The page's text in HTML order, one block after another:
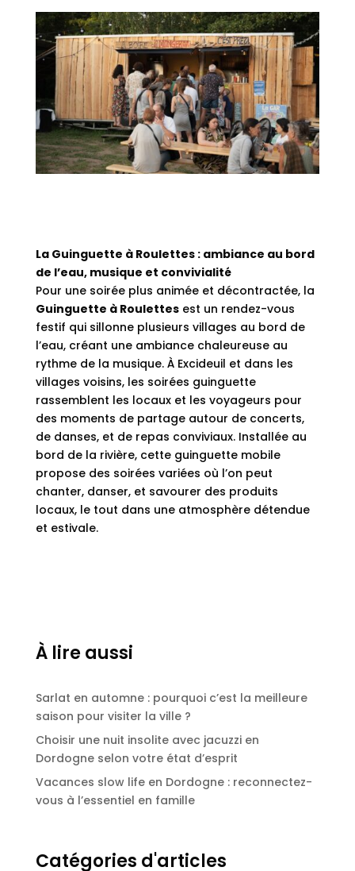
La Guinguette à Roulettes : ambiance au bord
de l’eau, musique et convivialité
Pour une soirée plus animée et décontractée, la
Guinguette à Roulettesest un rendez-vous
festif qui sillonne plusieurs villages au bord de
l’eau, créant une ambiance chaleureuse au
rythme de la musique. À Excideuil et dans les
villages voisins, les soirées guinguette
rassemblent les locaux et les voyageurs pour
des moments de partage autour de concerts,
de danses, et de repas conviviaux. Installée au
bord de la rivière, cette guinguette mobile
propose des soirées variées où l’on peut
chanter, danser, et savourer des produits
locaux, le tout dans une atmosphère détendue
et estivale.
À lire aussi
Sarlat en automne : pourquoi c’est la meilleure
saison pour visiter la ville ?
Choisir une nuit insolite avec jacuzzi en
Dordogne selon votre état d’esprit
Vacances slow life en Dordogne : reconnectez-
vous à l’essentiel en famille
Catégories d'articles